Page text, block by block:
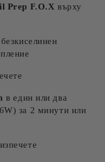
Prep F.O.X върху
безкиселинен
в един или два
за 2 минути или